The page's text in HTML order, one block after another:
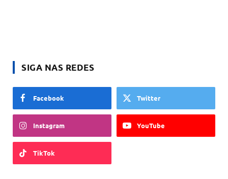
SIGA NAS REDES
Facebook Twitter
Instagram YouTube
TikTok